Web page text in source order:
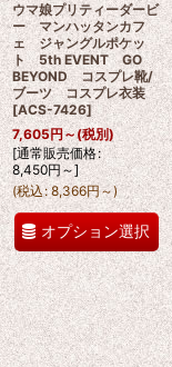
ウマ娘プリティーダービ
ー マンハッタンカフ
ェ ジャングルポケッ
ト 5th EVENT GO
BEYOND コスプレ靴/
ブーツ コスプレ衣装
[ACS-7426]
7,605円～(税別)
[通常販売価格:
8,450円～]
(税込 : 8,366円～)
オプション選択